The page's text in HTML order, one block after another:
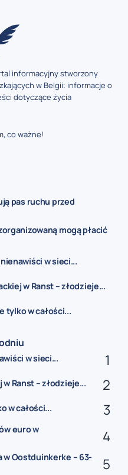
informacyjny stworzony
w Belgii: informacje o
dotyczące życia
co ważne!
pas ruchu przed
mogą płacić
w sieci...
w Ranst – złodzieje...
tylko w całości...
w sieci...
Ranst – złodzieje...
w całości...
euro w
Oostduinkerke – 63-